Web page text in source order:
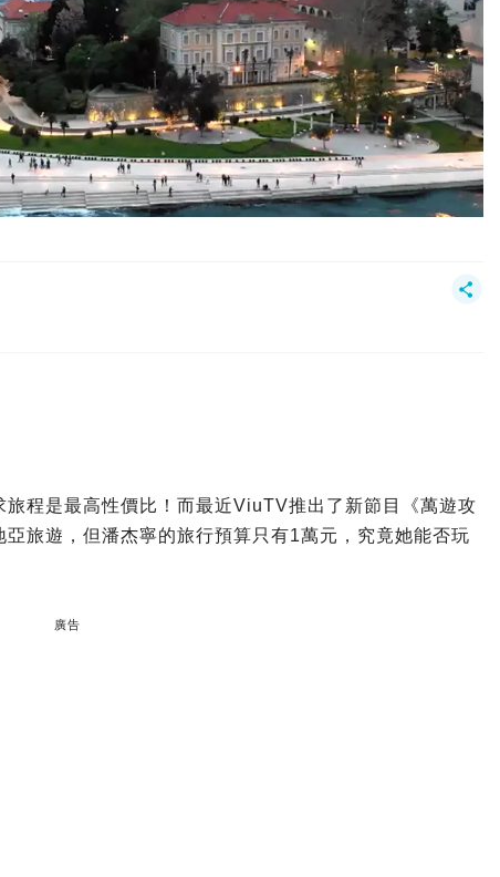
程是最高性價比！而最近ViuTV推出了新節目《萬遊攻
旅遊，但潘杰寧的旅行預算只有1萬元，究竟她能否玩
廣告